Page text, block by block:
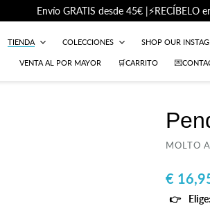
Envío GRATIS desde 45€ |⚡RECÍBELO
TIENDA COLECCIONES SHOP OUR
VENTA AL POR MAYOR 🛒CARRITO
MOLTO
Precio
de
€